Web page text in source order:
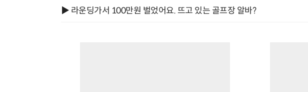
▶ 라운딩가서 100만원 벌었어요. 뜨고 있는 골프장 알바?